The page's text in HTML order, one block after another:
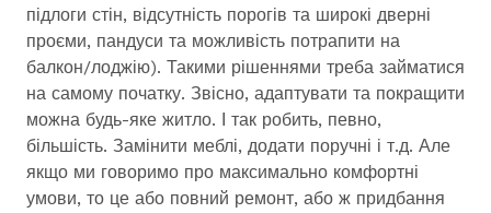
підлоги стін, відсутність порогів та широкі дверні
проєми, пандуси та можливість потрапити на
балкон/лоджію). Такими рішеннями треба займатися
на самому початку. Звісно, адаптувати та покращити
можна будь-яке житло. І так робить, певно,
більшість. Замінити меблі, додати поручні і т.д. Але
якщо ми говоримо про максимально комфортні
умови, то це або повний ремонт, або ж придбання